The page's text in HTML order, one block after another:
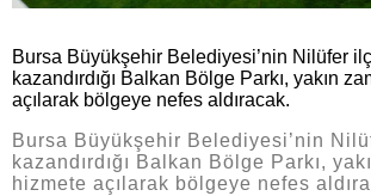
Bursa Büyükşehir Belediyesi’nin Nilüfer
kazandırdığı Balkan Bölge Parkı, yakın
açılarak bölgeye nefes aldıracak.
Bursa Büyükşehir Belediyesi’nin
kazandırdığı Balkan Bölge Parkı,
hizmete açılarak bölgeye nefes